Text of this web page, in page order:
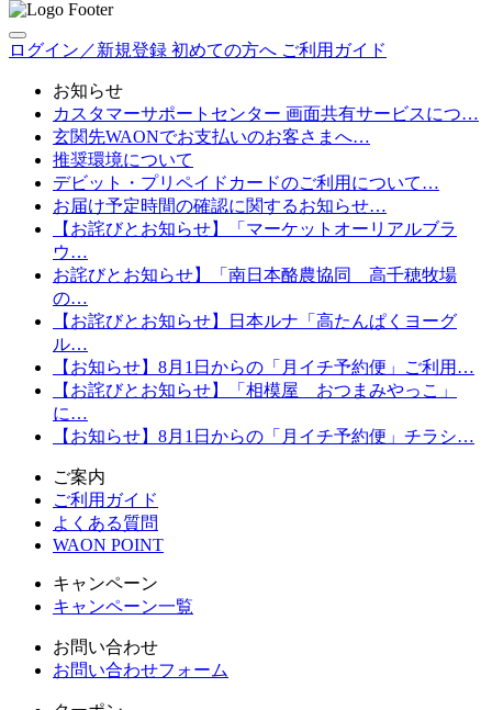
ログイン／新規登録 初めての方へ ご利用ガイド
お知らせ
カスタマーサポートセンター 画面共有サービスにつ…
玄関先WAONでお支払いのお客さまへ…
推奨環境について
デビット・プリペイドカードのご利用について…
お届け予定時間の確認に関するお知らせ…
【お詫びとお知らせ】「マーケットオーリアルブラ
ウ…
お詫びとお知らせ】「南日本酪農協同 高千穂牧場
の…
【お詫びとお知らせ】日本ルナ「高たんぱくヨーグ
ル…
【お知らせ】8月1日からの「月イチ予約便」ご利用…
【お詫びとお知らせ】「相模屋 おつまみやっこ」
に…
【お知らせ】8月1日からの「月イチ予約便」チラシ…
ご案内
ご利用ガイド
よくある質問
WAON POINT
キャンペーン
キャンペーン一覧
お問い合わせ
お問い合わせフォーム